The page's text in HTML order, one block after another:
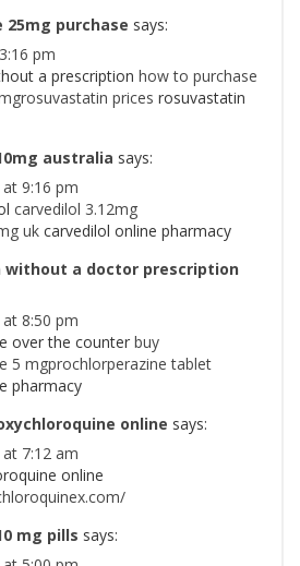
25mg purchase says:
pm
a prescription how to purchase
prices rosuvastatin
australia says:
9:16 pm
carvedilol 3.12mg
uk carvedilol online pharmacy
without a doctor prescription
8:50 pm
over the counter buy
5 mgprochlorperazine tablet
pharmacy
online says:
7:12 am
online
mg pills says: